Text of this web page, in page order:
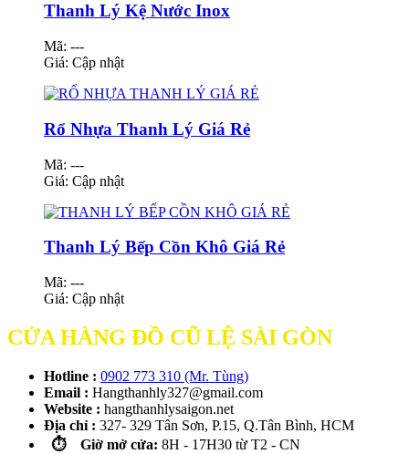
Thanh Lý Kệ Nước Inox
Mã: ---
Giá: Cập nhật
Rổ Nhựa Thanh Lý Giá Rẻ
Mã: ---
Giá: Cập nhật
Thanh Lý Bếp Cồn Khô Giá Rẻ
Mã: ---
Giá: Cập nhật
CỬA HÀNG ĐỒ CŨ LỆ SÀI GÒN
Hotline : 0902 773 310 (Mr. Tùng)
Email : Hangthanhly327@gmail.com
Website : hangthanhlysaigon.net
Địa chỉ : 327- 329 Tân Sơn, P.15, Q.Tân Bình, HCM
⏱️ Giờ mở cửa: 8H - 17H30 từ T2 - CN